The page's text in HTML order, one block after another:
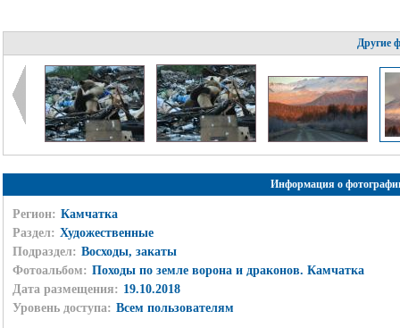
Другие
Информация о
Регион: Камчатка
Раздел: Художественные
Подраздел: Восходы, закаты
Фотоальбом: Походы по земле ворона и драконов. Камчатка
Дата размещения: 19.10.2018
Уровень доступа: Всем пользователям